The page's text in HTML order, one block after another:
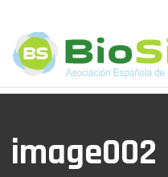
image002